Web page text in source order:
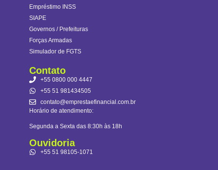
Empréstimo INSS
SIAPE
Governos / Prefeituras
Forças Armadas
Simulador de FGTS
Contato
+55 0800 000 4447
+55 51 981434505
contato@emprestaefinancial.com.br
Horário de atendimento:
Segunda a Sexta das 8:30h às 18h
Ouvidoria
+55 51 98105-1071